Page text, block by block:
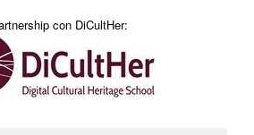
con DiCultHer: